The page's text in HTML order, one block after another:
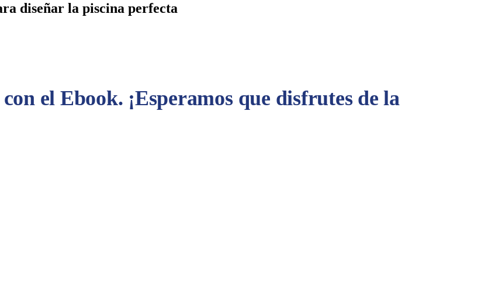
diseñar la piscina perfecta
el Ebook. ¡Esperamos que disfrutes de la